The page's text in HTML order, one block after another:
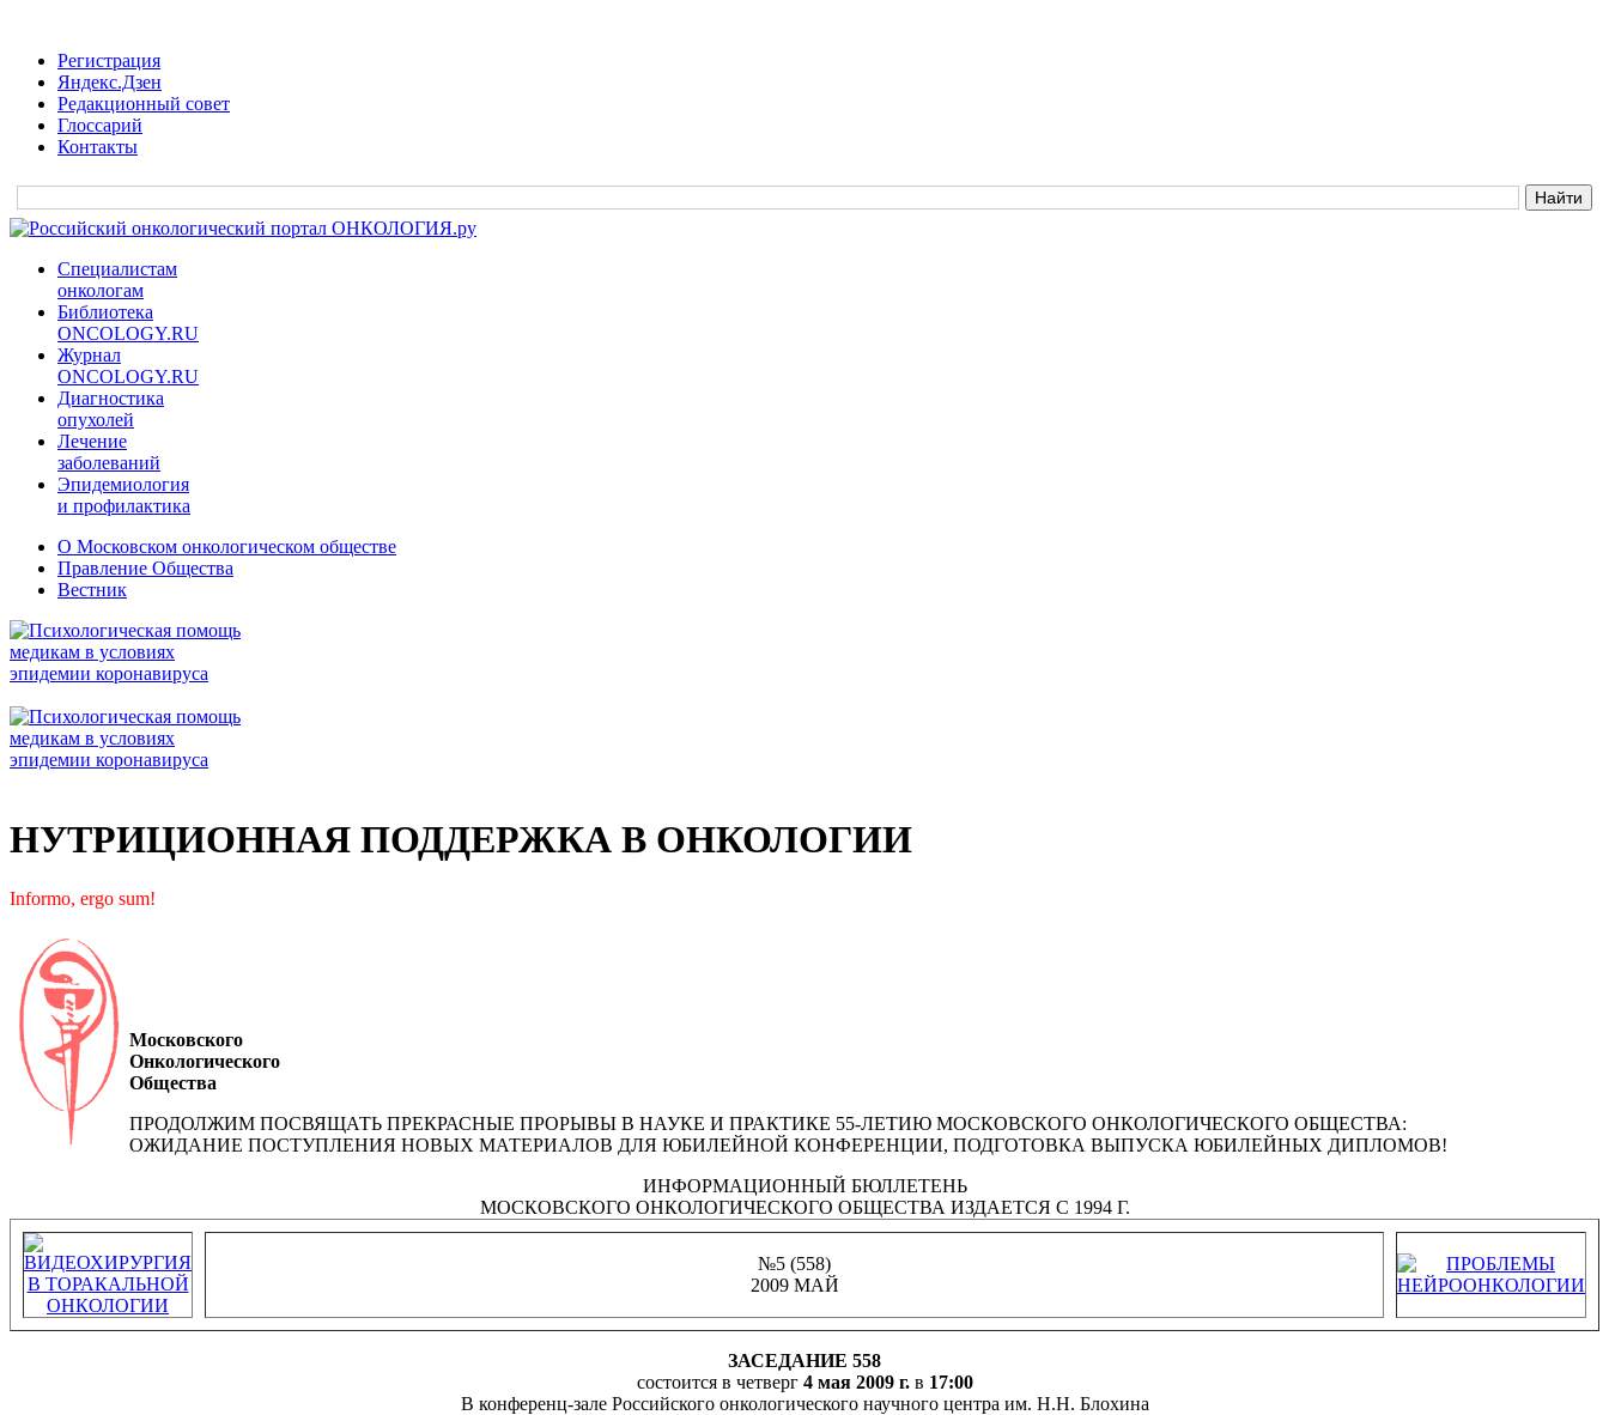
Регистрация
Яндекс.Дзен
Редакционный совет
Глоссарий
Контакты
Специалистам
онкологам
Библиотека
ONCOLOGY.RU
Журнал
ONCOLOGY.RU
Диагностика
опухолей
Лечение
заболеваний
Эпидемиология
и профилактика
О Московском онкологическом обществе
Правление Общества
Вестник
НУТРИЦИОННАЯ ПОДДЕРЖКА В ОНКОЛОГИИ
Informo, ergo sum!
Московского
Онкологического
Общества
ПРОДОЛЖИМ ПОСВЯЩАТЬ ПРЕКРАСНЫЕ ПРОРЫВЫ В НАУКЕ И ПРАКТИКЕ 55-ЛЕТИЮ МОСКОВСКОГО ОНКОЛОГИЧЕСКОГО ОБЩЕСТВА:
ОЖИДАНИЕ ПОСТУПЛЕНИЯ НОВЫХ МАТЕРИАЛОВ ДЛЯ ЮБИЛЕЙНОЙ КОНФЕРЕНЦИИ, ПОДГОТОВКА ВЫПУСКА ЮБИЛЕЙНЫХ ДИПЛОМОВ!
ИНФОРМАЦИОННЫЙ БЮЛЛЕТЕНЬ
МОСКОВСКОГО ОНКОЛОГИЧЕСКОГО ОБЩЕСТВА ИЗДАЕТСЯ С 1994 Г.
№5 (558)
2009 МАЙ
ЗАСЕДАНИЕ 558
состоится в четверг 4 мая 2009 г.в 17:00
В конференц-зале Российского онкологического научного центра им. Н.Н. Блохина